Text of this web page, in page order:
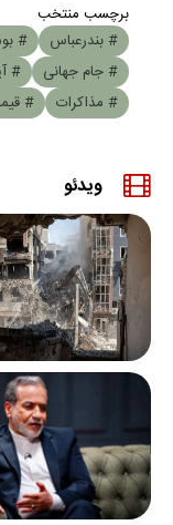
برچسب منتخب
# بندرعباس
#
# جام جهانی
#
# مذاکرات
#
ویدئو